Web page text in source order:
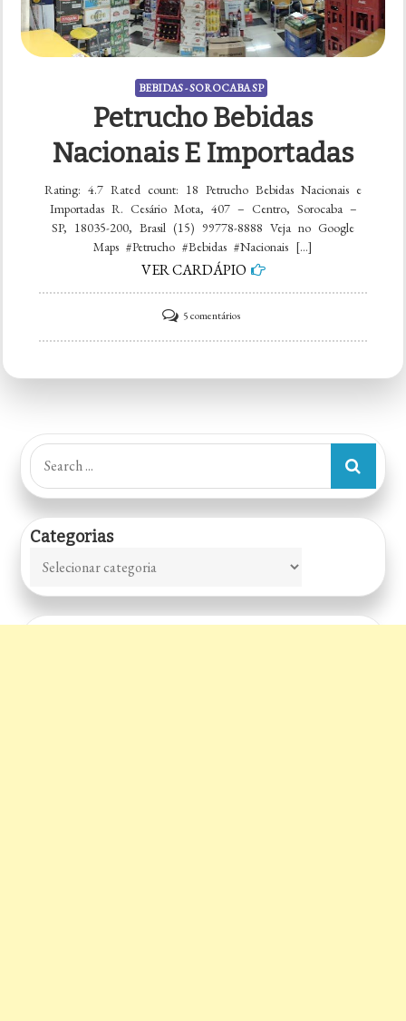
BEBIDAS - SOROCABA SP
Petrucho Bebidas
Nacionais E Importadas
Rating: 4.7 Rated count: 18 Petrucho Bebidas Nacionais e
Importadas R. Cesário Mota, 407 – Centro, Sorocaba –
SP, 18035-200, Brasil (15) 99778-8888 Veja no Google
Maps #Petrucho #Bebidas #Nacionais […]
VER CARDÁPIO
5 comentáriosem
Petrucho
Importadas
Search
for:
Categorias
Categorias